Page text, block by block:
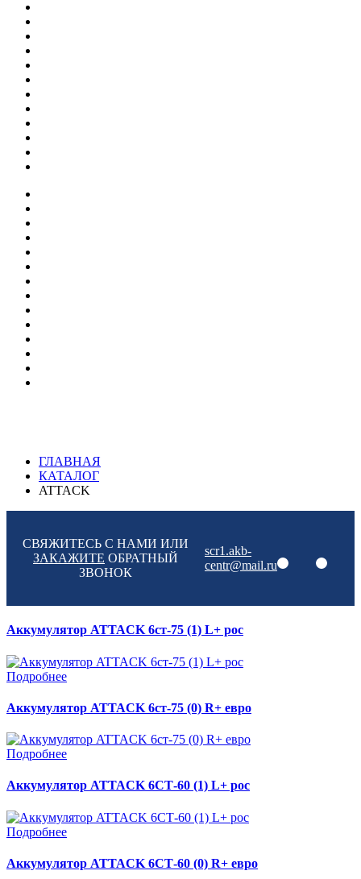
ГЛАВНАЯ
КАТАЛОГ
ATTACK
СВЯЖИТЕСЬ С НАМИ ИЛИ
ЗАКАЖИТЕ ОБРАТНЫЙ
ЗВОНОК
scr1.akb-
centr@mail.ru
Аккумулятор ATTACK 6ст-75 (1) L+ рос
Подробнее
Аккумулятор ATTACK 6ст-75 (0) R+ евро
Подробнее
Аккумулятор ATTACK 6СТ-60 (1) L+ рос
Подробнее
Аккумулятор ATTACK 6СТ-60 (0) R+ евро